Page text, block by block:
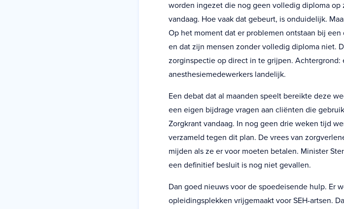
worden ingezet die nog geen volledig diploma op
vandaag. Hoe vaak dat gebeurt, is onduidelijk.
Op het moment dat er problemen ontstaan bij
en dat zijn mensen zonder volledig diploma niet.
zorginspectie op direct in te grijpen.
anesthesiemedewerkers landelijk.
Een debat dat al maanden speelt bereikte deze
een eigen bijdrage vragen aan cliënten die
Zorgkrant vandaag. In nog geen drie weken tijd
verzameld tegen dit plan. De vrees van
mijden als ze er voor moeten betalen. Minister
een definitief besluit is nog niet gevallen.
Dan goed nieuws voor de spoedeisende hulp. Er
opleidingsplekken vrijgemaakt voor SEH-artsen.